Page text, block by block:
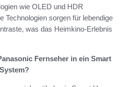
wie OLED und HDR
Technologien sorgen für lebendige
was das Heimkino-Erlebnis
Fernseher in ein Smart